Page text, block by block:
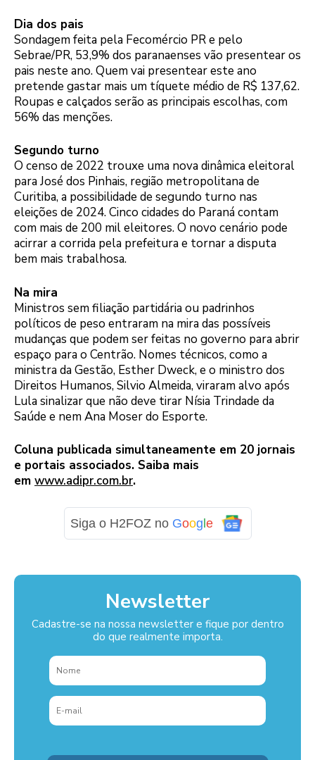
Dia dos pais
Sondagem feita pela Fecomércio PR e pelo
Sebrae/PR, 53,9% dos paranaenses vão presentear os
pais neste ano. Quem vai presentear este ano
pretende gastar mais um tíquete médio de R$ 137,62.
Roupas e calçados serão as principais escolhas, com
56% das menções.
Segundo turno
O censo de 2022 trouxe uma nova dinâmica eleitoral
para José dos Pinhais, região metropolitana de
Curitiba, a possibilidade de segundo turno nas
eleições de 2024. Cinco cidades do Paraná contam
com mais de 200 mil eleitores. O novo cenário pode
acirrar a corrida pela prefeitura e tornar a disputa
bem mais trabalhosa.
Na mira
Ministros sem filiação partidária ou padrinhos
políticos de peso entraram na mira das possíveis
mudanças que podem ser feitas no governo para abrir
espaço para o Centrão. Nomes técnicos, como a
ministra da Gestão, Esther Dweck, e o ministro dos
Direitos Humanos, Silvio Almeida, viraram alvo após
Lula sinalizar que não deve tirar Nísia Trindade da
Saúde e nem Ana Moser do Esporte.
Coluna publicada simultaneamente em 20 jornais
e portais associados. Saiba mais
em www.adipr.com.br.
Siga o H2FOZ no Google
Newsletter
Cadastre-se na nossa newsletter e fique por dentro
do que realmente importa.